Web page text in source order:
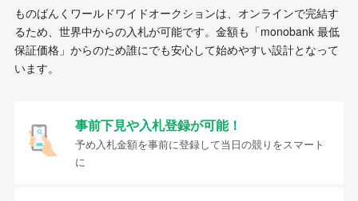
ものばんくワールドワイドオークションは、オンラインで完結す
るため、世界中からの入札が可能です。金額も「monobank 最低
保証価格」からのため誰にでも安心して始めやすい設計となって
います。
事前下見や入札登録が可能！
予め入札金額を事前に登録して当日の競りをスマート
に